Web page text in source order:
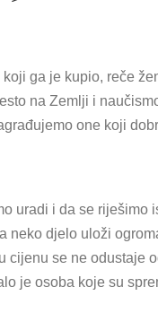
ga je kupio, reče
na Zemlji i
one koji
uradi i da se riješimo
djelo uloži
cijenu se ne odustaje
je osoba koje su